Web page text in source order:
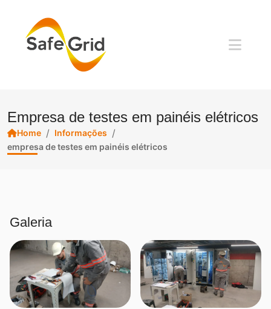
Empresa de testes em painéis elétricos
Home / Informações /
empresa de testes em painéis elétricos
Galeria